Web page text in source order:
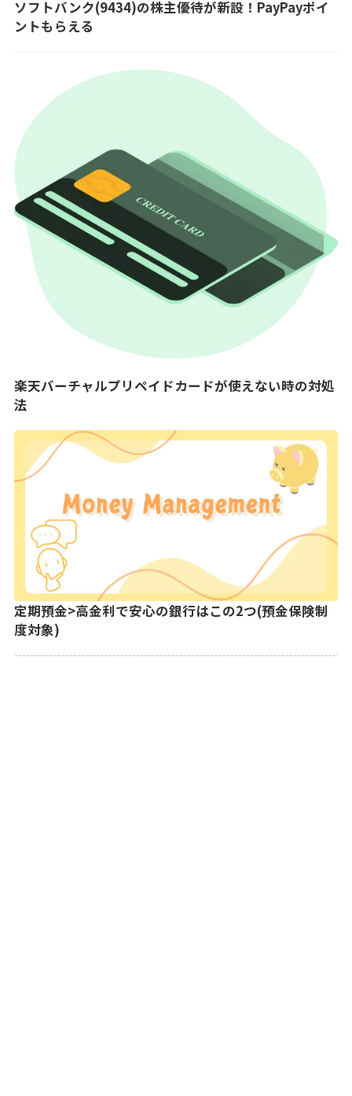
ソフトバンク(9434)の株主優待が新設！PayPayポイ
ントもらえる
楽天バーチャルプリペイドカードが使えない時の対処
法
定期預金>高金利で安心の銀行はこの2つ(預金保険制
度対象)